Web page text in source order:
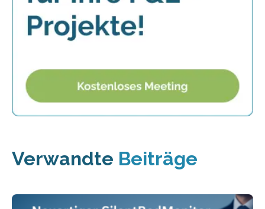
Verwandte Beiträge